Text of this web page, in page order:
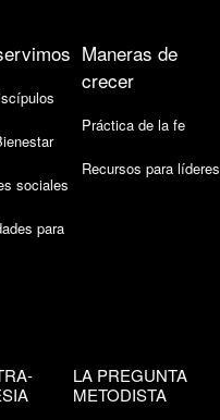
sociales
para
Maneras de
crecer
Práctica de la fe
Recursos para líderes
LA PREGUNTA
METODISTA